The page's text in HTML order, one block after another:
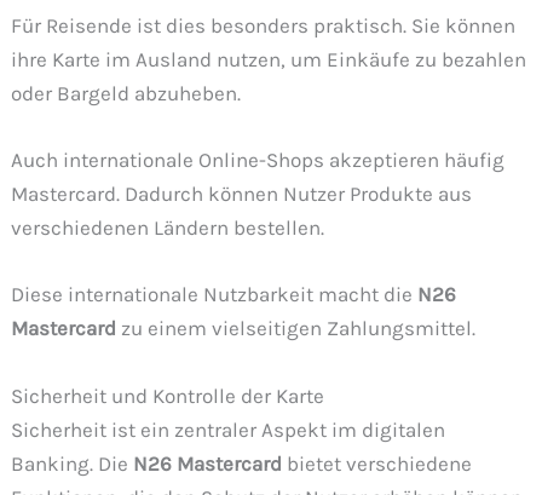
Für Reisende ist dies besonders praktisch. Sie können
ihre Karte im Ausland nutzen, um Einkäufe zu bezahlen
oder Bargeld abzuheben.
Auch internationale Online-Shops akzeptieren häufig
Mastercard. Dadurch können Nutzer Produkte aus
verschiedenen Ländern bestellen.
Diese internationale Nutzbarkeit macht die N26
Mastercard zu einem vielseitigen Zahlungsmittel.
Sicherheit und Kontrolle der Karte
Sicherheit ist ein zentraler Aspekt im digitalen
Banking. Die N26 Mastercard bietet verschiedene